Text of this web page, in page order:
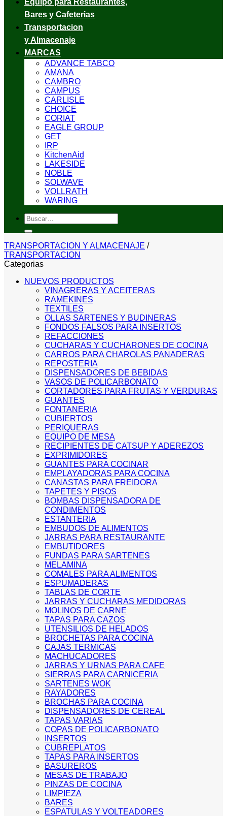
Equipo para Restaurantes,
Bares y Cafeterias
Transportacion
y Almacenaje
MARCAS
ADVANCE TABCO
AMANA
CAMBRO
CAMPUS
CARLISLE
CHOICE
CORIAT
EAGLE GROUP
GET
IRP
KitchenAid
LAKESIDE
NOBLE
SOLWAVE
VOLLRATH
WARING
Buscar
por:
TRANSPORTACION Y ALMACENAJE /
TRANSPORTACION
Categorias
NUEVOS PRODUCTOS
VINAGRERAS Y ACEITERAS
RAMEKINES
TEXTILES
OLLAS SARTENES Y BUDINERAS
FONDOS FALSOS PARA INSERTOS
REFACCIONES
CUCHARAS Y CUCHARONES DE COCINA
CARROS PARA CHAROLAS PANADERAS
REPOSTERIA
DISPENSADORES DE BEBIDAS
VASOS DE POLICARBONATO
CORTADORES PARA FRUTAS Y VERDURAS
GUANTES
FONTANERIA
CUBIERTOS
PERIQUERAS
EQUIPO DE MESA
RECIPIENTES DE CATSUP Y ADEREZOS
EXPRIMIDORES
GUANTES PARA COCINAR
EMPLAYADORAS PARA COCINA
CANASTAS PARA FREIDORA
TAPETES Y PISOS
BOMBAS DISPENSADORA DE
CONDIMENTOS
ESTANTERIA
EMBUDOS DE ALIMENTOS
JARRAS PARA RESTAURANTE
EMBUTIDORES
FUNDAS PARA SARTENES
MELAMINA
COMALES PARA ALIMENTOS
ESPUMADERAS
TABLAS DE CORTE
JARRAS Y CUCHARAS MEDIDORAS
MOLINOS DE CARNE
TAPAS PARA CAZOS
UTENSILIOS DE HELADOS
BROCHETAS PARA COCINA
CAJAS TERMICAS
MACHUCADORES
JARRAS Y URNAS PARA CAFE
SIERRAS PARA CARNICERIA
SARTENES WOK
RAYADORES
BROCHAS PARA COCINA
DISPENSADORES DE CEREAL
TAPAS VARIAS
COPAS DE POLICARBONATO
INSERTOS
CUBREPLATOS
TAPAS PARA INSERTOS
BASUREROS
MESAS DE TRABAJO
PINZAS DE COCINA
LIMPIEZA
BARES
ESPATULAS Y VOLTEADORES